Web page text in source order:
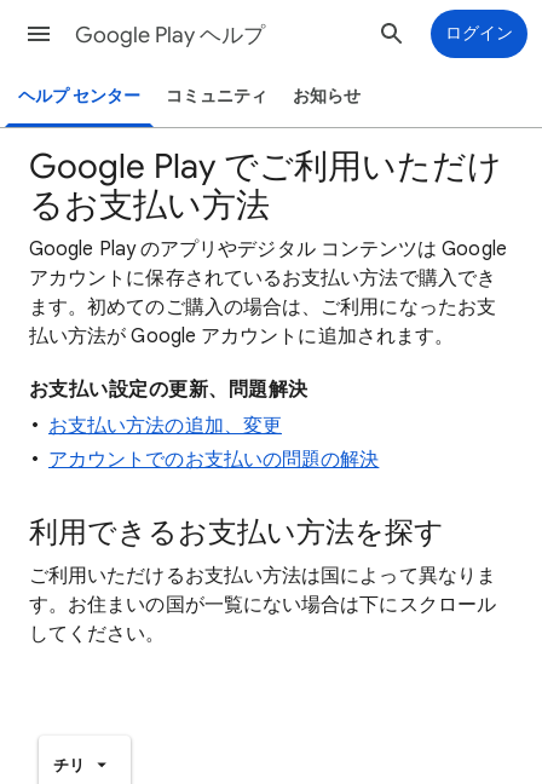
Google Play ヘルプ ログイン
ヘルプ センター コミュニティ お知らせ
Google Play でご利用いただけ
るお支払い方法
Google Play のアプリやデジタル コンテンツは Google
アカウントに保存されているお支払い方法で購入でき
ます。初めてのご購入の場合は、ご利用になったお支
払い方法が Google アカウントに追加されます。
お支払い設定の更新、問題解決
お支払い方法の追加、変更
アカウントでのお支払いの問題の解決
利用できるお支払い方法を探す
ご利用いただけるお支払い方法は国によって異なりま
す。お住まいの国が一覧にない場合は下にスクロール
してください。
チリ